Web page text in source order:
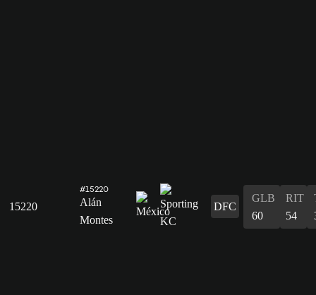
15220
#15220
Alán
Montes
DFC
GLB
60
RIT
54